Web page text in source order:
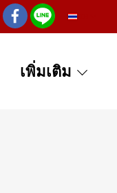
เพิ่มเติม